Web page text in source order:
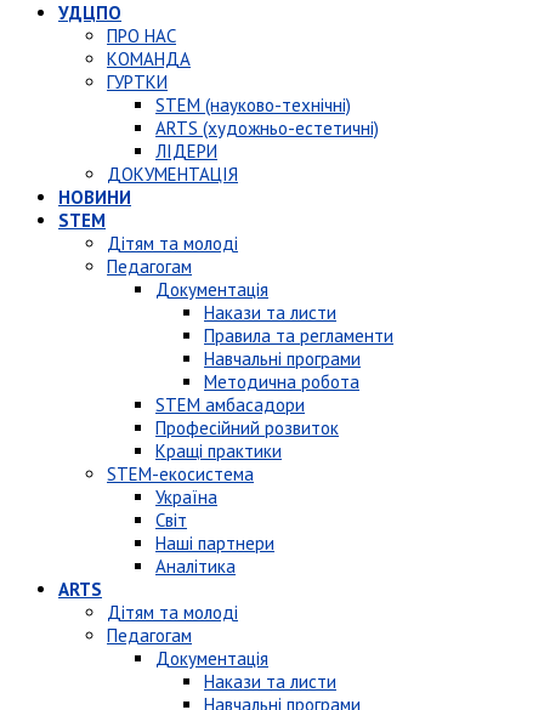
УДЦПО
ПРО НАС
КОМАНДА
ГУРТКИ
STEM (науково-технічні)
ARTS (художньо-естетичні)
ЛІДЕРИ
ДОКУМЕНТАЦІЯ
НОВИНИ
STEM
Дітям та молоді
Педагогам
Документація
Накази та листи
Правила та регламенти
Навчальні програми
Методична робота
STEM амбасадори
Професійний розвиток
Кращі практики
STEM-екосистема
Україна
Світ
Наші партнери
Аналітика
ARTS
Дітям та молоді
Педагогам
Документація
Накази та листи
Навчальні програми